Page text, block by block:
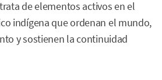
de elementos activos en el
indígena que ordenan el mundo,
y sostienen la continuidad